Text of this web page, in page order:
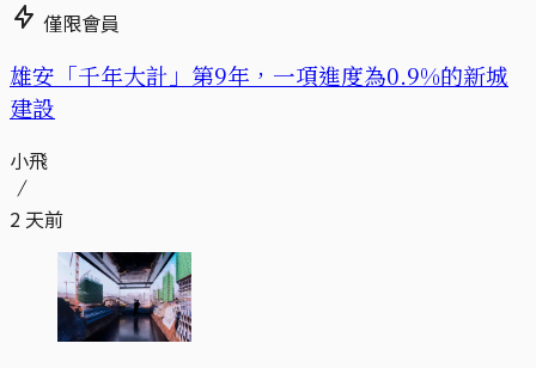
僅限會員
​​雄安「千年大計」第9年，一項進度為0.9%的新城
建設
小飛
2 天前